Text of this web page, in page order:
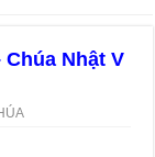
Chúa Nhật V